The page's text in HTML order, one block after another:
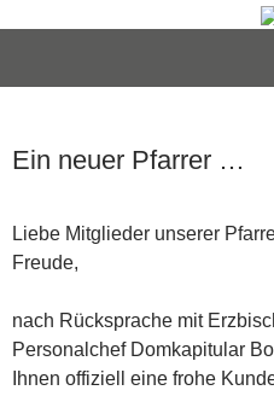
Ein neuer Pfarrer …
Liebe Mitglieder unserer
Freude,
nach Rücksprache mit
Personalchef Domkapitular
Ihnen offiziell eine frohe